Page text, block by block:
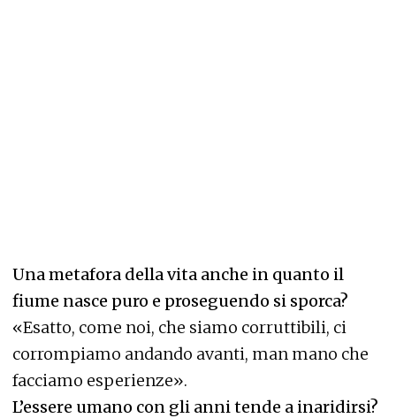
Una metafora della vita anche in quanto il
fiume nasce puro e proseguendo si sporca?
«Esatto, come noi, che siamo corruttibili, ci
corrompiamo andando avanti, man mano che
facciamo esperienze».
L’essere umano con gli anni tende a inaridirsi?